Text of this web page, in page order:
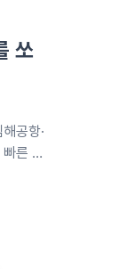
쏘
공항·
른 조